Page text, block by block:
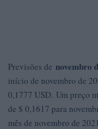
Previsões de novembro
início de novembro de
0,1777 USD. Um preço
de $ 0,1617 para
mês de novembro de